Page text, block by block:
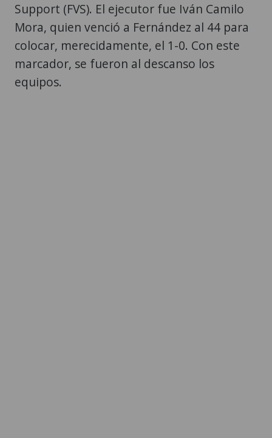
Support (FVS). El ejecutor fue Iván Camilo
Mora, quien venció a Fernández al 44 para
colocar, merecidamente, el 1-0. Con este
marcador, se fueron al descanso los
equipos.